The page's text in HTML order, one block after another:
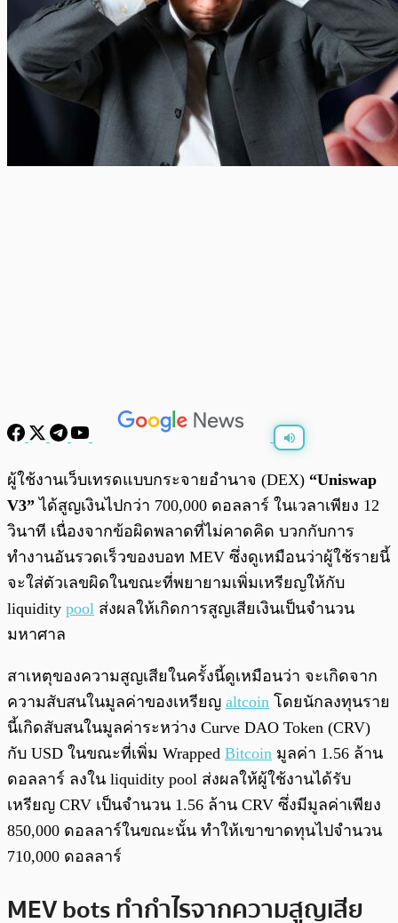
พร้อมเล่น
ผู้ใช้งานเว็บเทรดแบบกระจายอำนาจ (DEX) “Uniswap
V3” ได้สูญเงินไปกว่า 700,000 ดอลลาร์ ในเวลาเพียง 12
วินาที เนื่องจากข้อผิดพลาดที่ไม่คาดคิด บวกกับการ
ทำงานอันรวดเร็วของบอท MEV ซึ่งดูเหมือนว่าผู้ใช้รายนี้
จะใส่ตัวเลขผิดในขณะที่พยายามเพิ่มเหรียญให้กับ
liquidity pool ส่งผลให้เกิดการสูญเสียเงินเป็นจำนวน
มหาศาล
สาเหตุของความสูญเสียในครั้งนี้ดูเหมือนว่า จะเกิดจาก
ความสับสนในมูลค่าของเหรียญ altcoin โดยนักลงทุนราย
นี้เกิดสับสนในมูลค่าระหว่าง Curve DAO Token (CRV)
กับ USD ในขณะที่เพิ่ม Wrapped Bitcoin มูลค่า 1.56 ล้าน
ดอลลาร์ ลงใน liquidity pool ส่งผลให้ผู้ใช้งานได้รับ
เหรียญ CRV เป็นจำนวน 1.56 ล้าน CRV ซึ่งมีมูลค่าเพียง
850,000 ดอลลาร์ในขณะนั้น ทำให้เขาขาดทุนไปจำนวน
710,000 ดอลลาร์
MEV bots ทำกำไรจากความสูญเสีย